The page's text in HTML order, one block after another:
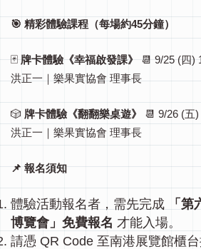
🎯 精彩體驗課程（每場約45分鐘）
🃏 牌卡體驗《幸福啟發課》 📆 9/25 (四)
洪正一｜樂果實協會 理事長
🎲 牌卡體驗《翻翻樂桌遊》 📆 9/26 (五
洪正一｜樂果實協會 理事長
📌 報名須知
體驗活動報名者，需先完成
「
博覽會」免費報名 才能入場。
請憑 QR Code 至南港展覽館櫃台